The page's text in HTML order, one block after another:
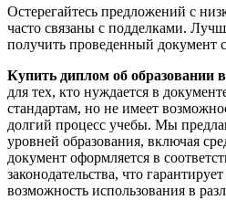
Остерегайтесь предложений с
часто связаны с подделками.
получить проведенный документ
Купить диплом об образовании
для тех, кто нуждается в
стандартам, но не имеет
долгий процесс учебы. Мы
уровней образования, включая
документ оформляется в
законодательства, что
возможность использования в